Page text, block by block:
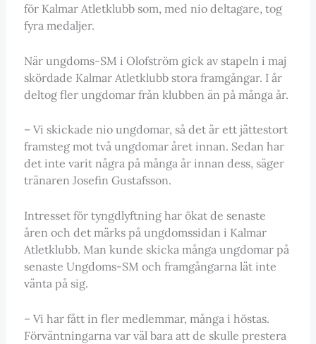
för Kalmar Atletklubb som, med nio deltagare, tog
fyra medaljer.
När ungdoms-SM i Olofström gick av stapeln i maj
skördade Kalmar Atletklubb stora framgångar. I år
deltog fler ungdomar från klubben än på många år.
– Vi skickade nio ungdomar, så det är ett jättestort
framsteg mot två ungdomar året innan. Sedan har
det inte varit några på många år innan dess, säger
tränaren Josefin Gustafsson.
Intresset för tyngdlyftning har ökat de senaste
åren och det märks på ungdomssidan i Kalmar
Atletklubb. Man kunde skicka många ungdomar på
senaste Ungdoms-SM och framgångarna lät inte
vänta på sig.
– Vi har fått in fler medlemmar, många i höstas.
Förväntningarna var väl bara att de skulle prestera